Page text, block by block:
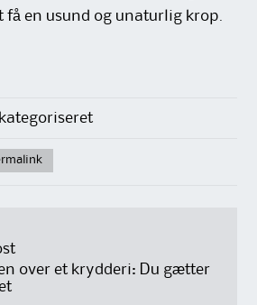
få en usund og unaturlig krop.
over et krydderi: Du gætter